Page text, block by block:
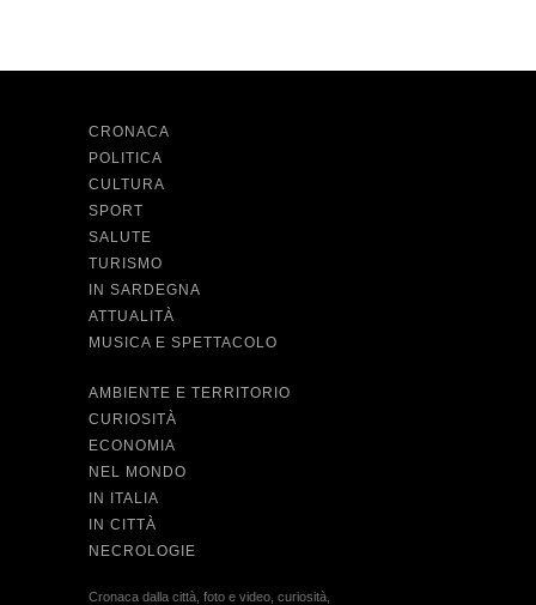
CRONACA
POLITICA
CULTURA
SPORT
SALUTE
TURISMO
IN SARDEGNA
ATTUALITÀ
MUSICA E SPETTACOLO
AMBIENTE E TERRITORIO
CURIOSITÀ
ECONOMIA
NEL MONDO
IN ITALIA
IN CITTÀ
NECROLOGIE
Cronaca dalla città, foto e video, curiosità,